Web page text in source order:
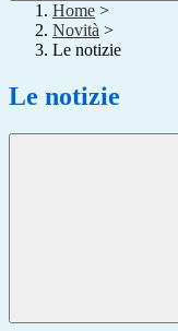
Home >
Novità >
Le notizie
Le notizie